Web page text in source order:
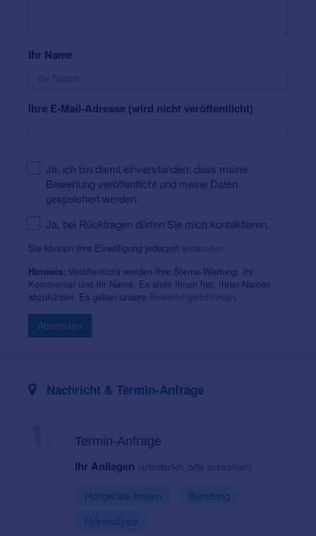
Ihr Name
Ihre E-Mail-Adresse (wird nicht veröffentlicht)
Ja, ich bin damit einverstanden, dass meine
Bewertung veröffentlicht und meine Daten
gespeichert werden.
Ja, bei Rückfragen dürfen Sie mich kontaktieren.
Sie können Ihre Einwilligung jederzeit widerrufen
Hinweis: Veröffentlicht werden Ihre Sterne-Wertung, Ihr
Kommentar und Ihr Name. Es steht Ihnen frei, Ihren Namen
abzukürzen. Es gelten unsere Bewertungsrichtlinien
Absenden
Nachricht & Termin-Anfrage
Termin-Anfrage
Ihr Anliegen (erforderlich, bitte auswählen)
Hörgeräte testen
Beratung
Höranalyse